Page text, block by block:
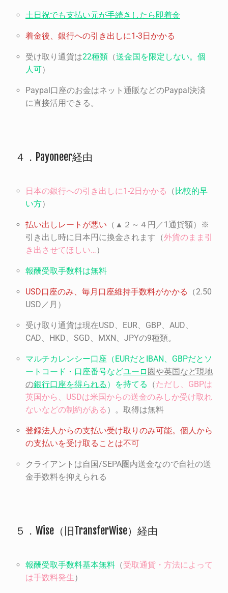
土日祝でも支払い元が手続きしたら即着金
着金後、銀行への引き出しに1-3日かかる
受け取り通貨は22種類 （送金国を限定しない。個
人可）
Paypal口座のお金はネット通販などのPaypal決済
に直接活用できる。
４．Payoneer経由
日本の銀行への引き出しに1-2日かかる （ 比較的早
い方）
払い出しレートが悪い （▲２～４円／1通貨額）※
引き出し時に日本円に換金されます（外貨のまま引
き出させてほしい…）
報酬受取手数料は無料
USD口座のみ、毎月口座維持手数料がかかる
（2.50
USD／月）
受け取り通貨は現在USD、EUR、GBP、AUD、
CAD、HKD、SGD、MXN、JPYの9種類。
マルチカレンシー口座（EURだと IBAN、 GBPだとソ
ートコード・口座番号などユーロ 圏や英国など現地
の銀行口座を得られる ）を持てる （ただし、 GBPは
英国から、 USDは米国からの送金のみしか受け取れ
ないなどの制約がある ）。取得は無料
登録法人からの支払い受け取りのみ可能。個人から
の支払いを受け取ることは不可
クライアントは自国/SEPA圏内送金なので自社の送
金手数料を抑えられる
５．Wise（旧TransferWise）経由
報酬受取手数料基本無料 （受取通貨・方法によって
は手数料発生 ）